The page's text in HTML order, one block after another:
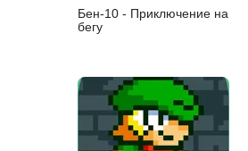
Бен-10 - Приключение на
бегу